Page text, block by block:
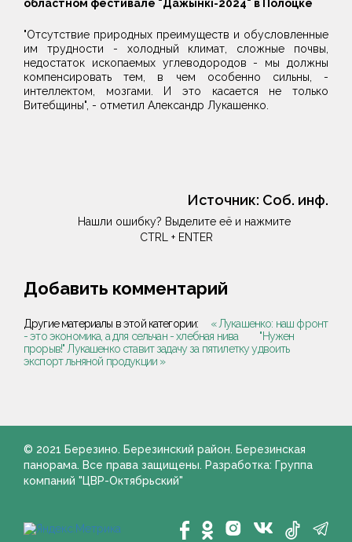
областном фестивале "Дажынкі-2024" в Полоцке
"Отсутствие природных преимуществ и обусловленные
им трудности - холодный климат, сложные почвы,
недостаток ископаемых углеводородов - мы должны
компенсировать тем, в чем особенно сильны, -
интеллектом, мозгами. И это касается не только
Витебщины", - отметил Александр Лукашенко.
Источник: Соб. инф.
Нашли ошибку? Выделите её и нажмите
CTRL + ENTER
Добавить комментарий
Другие материалы в этой категории:
« Лукашенко: наш фронт
- это экономика, а для сельчан - хлебная нива
"Нужен
прорыв!" Лукашенко ставит задачу за пятилетку удвоить
экспорт льняной продукции »
© 2021 Березино. Березинский район. Березинская
панорама. Все права защищены. Разработка: Группа
компаний "ЦВР-Октябрьский"